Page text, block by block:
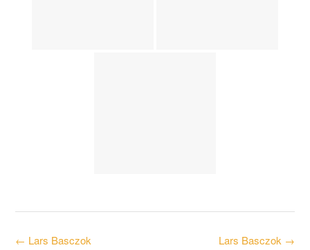
Post Lars Basczok →
← Lars Basczok